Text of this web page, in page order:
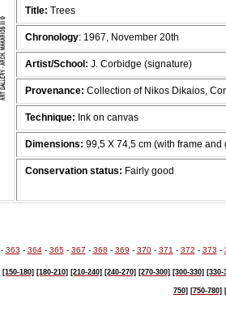
Title: Trees
Chronology: 1967, November 20th
Artist/School: J. Corbidge (signature)
Provenance: Collection of Nikos Dikaios,
Technique: Ink on canvas
Dimensions: 99,5 Χ 74,5 cm (with frame and
Conservation status: Fairly good
- 363 - 364- 365- 367 - 368 - 369 - 370- 371 - 372 - 373 -
[150-180] [180-210] [210-240] [240-270] [270-300] [300-330] [330-
750] [750-780]